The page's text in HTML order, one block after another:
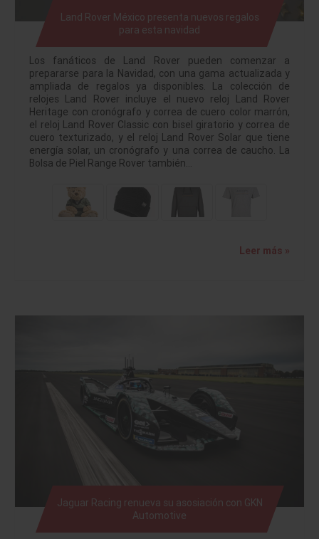
Land Rover México presenta nuevos regalos
para esta navidad
Los fanáticos de Land Rover pueden comenzar a
prepararse para la Navidad, con una gama actualizada y
ampliada de regalos ya disponibles. La colección de
relojes Land Rover incluye el nuevo reloj Land Rover
Heritage con cronógrafo y correa de cuero color marrón,
el reloj Land Rover Classic con bisel giratorio y correa de
cuero texturizado, y el reloj Land Rover Solar que tiene
energía solar, un cronógrafo y una correa de caucho. La
Bolsa de Piel Range Rover también…
Leer más »
Jaguar Racing renueva su asosiación con GKN
Automotive